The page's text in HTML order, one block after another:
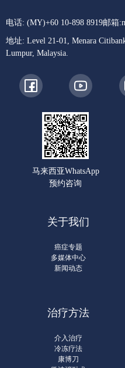
电话: (MY)+60 10-898 8919邮箱:
地址: Level 21-01, Menara
Lumpur, Malaysia.
马来西亚WhatsApp
预约咨询
关于我们
癌症专题
多媒体中心
新闻动态
治疗方法
介入治疗
冷冻疗法
康博刀